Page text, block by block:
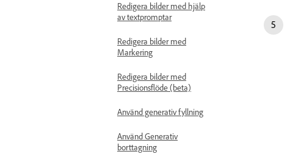
Redigera bilder med hjälp
av textpromptar
Redigera bilder med
Markering
Redigera bilder med
Precisionsflöde (beta)
Använd generativ fyllning
Använd Generativ
borttagning